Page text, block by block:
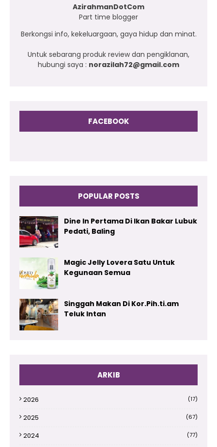
AzirahmanDotCom
Part time blogger
Berkongsi info, kekeluargaan, gaya hidup dan minat.
Untuk sebarang produk review dan pengiklanan,
hubungi saya : norazilah72@gmail.com
FACEBOOK
POPULAR POSTS
Dine In Pertama Di Ikan Bakar Lubuk
Pedati, Baling
Magic Jelly Lovera Satu Untuk
Kegunaan Semua
Singgah Makan Di Kor.Pih.ti.am
Teluk Intan
ARKIB
2026 (17)
2025 (67)
2024 (77)